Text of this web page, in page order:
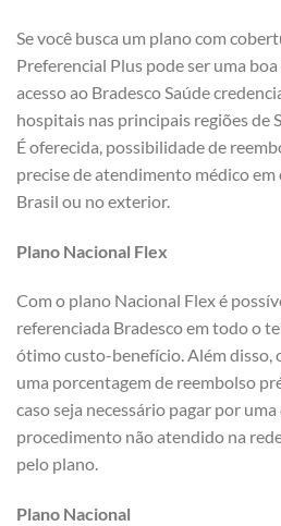
Se você busca um plano com
Preferencial Plus pode ser uma
acesso ao Bradesco Saúde
hospitais nas principais regiões de
É oferecida, possibilidade de
precise de atendimento médico
Brasil ou no exterior.
Plano Nacional Flex
Com o plano Nacional Flex é
referenciada Bradesco em todo o
ótimo custo-benefício. Além disso,
uma porcentagem de reembolso
caso seja necessário pagar por
procedimento não atendido na
pelo plano.
Plano Nacional